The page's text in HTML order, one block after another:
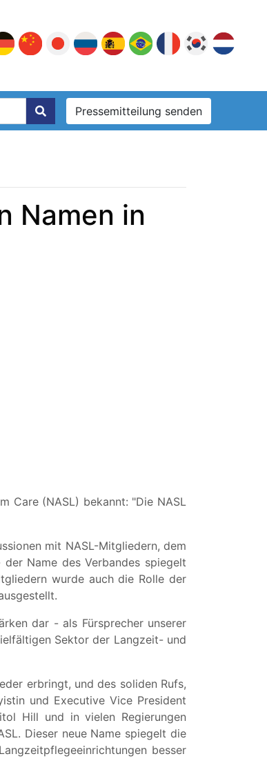
Pressemitteilung senden
Namen in
Care (NASL) bekannt: "Die NASL
mit NASL-Mitgliedern, dem
Name des Verbandes spiegelt
wurde auch die Rolle der
dar - als Fürsprecher unserer
Sektor der Langzeit- und
erbringt, und des soliden Rufs,
und Executive Vice President
Hill und in vielen Regierungen
Dieser neue Name spiegelt die
besser